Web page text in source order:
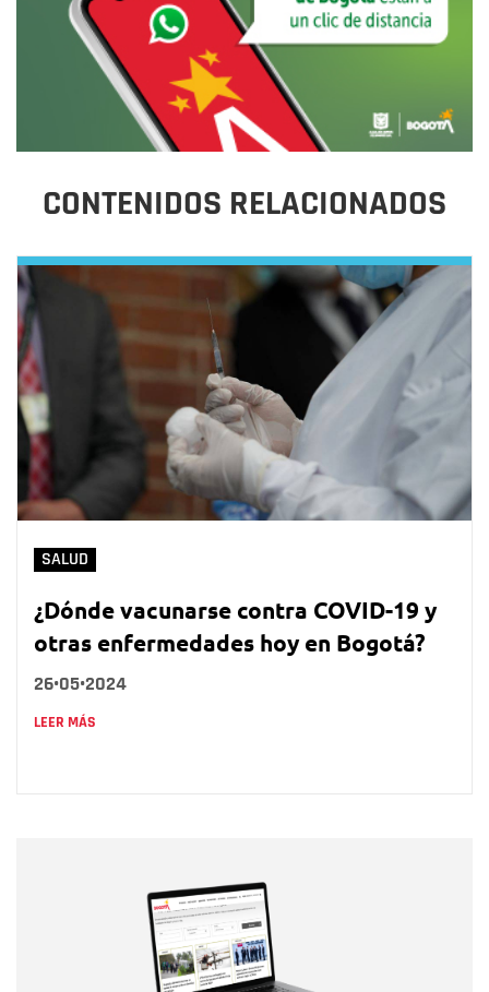
CONTENIDOS RELACIONADOS
SALUD
¿Dónde vacunarse contra COVID-19 y
otras enfermedades hoy en Bogotá?
26•05•2024
LEER MÁS
Correo electrónico